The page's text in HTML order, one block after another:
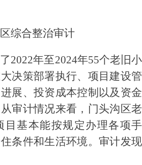
综合整治审计
了2022年至2024年55个老旧小
决策部署执行、项目建设管
进展、投资成本控制以及资金
审计情况来看， 门头沟区老
目 基本能按规定办理各项手
条件和生活环境。 审计发现